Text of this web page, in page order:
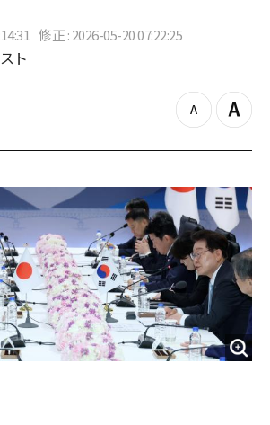
修正 : 2026-05-20 07:22:25
ト
z
o
o
u
t
Z
o
i
n